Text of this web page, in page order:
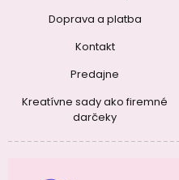
Doprava a platba
Kontakt
Predajne
Kreatívne sady ako firemné
darčeky